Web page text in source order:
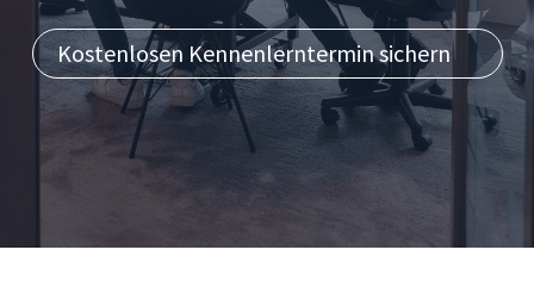
Kostenlosen Kennenlerntermin sichern